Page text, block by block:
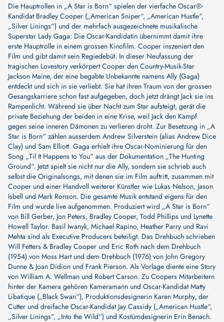
Die Hauptrollen in „A Star is Born“ spielen der vierfache Oscar®-
Kandidat Bradley Cooper („American Sniper“, „American Hustle“,
„Silver Linings“) und der mehrfach ausgezeichnete musikalische
Superstar Lady Gaga: Die Oscar-Kandidatin übernimmt damit ihre
erste Hauptrolle in einem grossen Kinofilm. Cooper inszeniert den
Film und gibt damit sein Regiedebüt. In dieser Neufassung der
tragischen Lovestory verkörpert Cooper den Country-Musik-Star
Jackson Maine, der eine begabte Unbekannte namens Ally (Gaga)
entdeckt und sich in sie verliebt. Sie hat ihren Traum von der grossen
Gesangskarriere schon fast aufgegeben, doch jetzt drängt Jack sie ins
Rampenlicht. Während sie über Nacht zum Star aufsteigt, gerät die
private Beziehung der beiden in eine Krise, weil Jack den Kampf
gegen seine inneren Dämonen zu verlieren droht. Zur Besetzung in „A
Star is Born“ zählen ausserdem Andrew Silverstein (alias Andrew Dice
Clay) und Sam Elliott. Gaga erhielt ihre Oscar-Nominierung für den
Song „Til It Happens to You“ aus der Dokumentation „The Hunting
Ground“. Jetzt spielt sie nicht nur die Ally, sondern sie schrieb auch
selbst die Originalsongs, mit denen sie im Film auftritt, zusammen mit
Cooper und einer Handvoll weiterer Künstler wie Lukas Nelson, Jason
Isbell und Mark Ronson. Die gesamte Musik entstand eigens für den
Film und wurde live aufgenommen. Produziert wird „A Star is Born“
von Bill Gerber, Jon Peters, Bradley Cooper, Todd Phillips und Lynette
Howell Taylor. Basil Iwanyk, Michael Rapino, Heather Parry und Ravi
Mehta sind als Executive Producers beteiligt. Das Drehbuch schrieben
Will Fetters & Bradley Cooper und Eric Roth nach dem Drehbuch
(1954) von Moss Hart und dem Drehbuch (1976) von John Gregory
Dunne & Joan Didion und Frank Pierson. Als Vorlage diente eine Story
von William A. Wellman und Robert Carson. Zu Coopers Mitarbeitern
hinter der Kamera gehören Kameramann und Oscar-Kandidat Matty
Libatique („Black Swan“), Produktionsdesignerin Karen Murphy, der
Cutter und dreifache Oscar-Kandidat Jay Cassidy („American Hustle“,
„Silver Linings“, „Into the Wild“) und Kostümdesignerin Erin Benach.